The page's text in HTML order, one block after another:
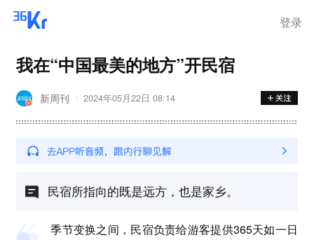
登录
我在“中国最美的地方”开民宿
新周刊 2024年05月22日 08:14
民宿所指向的既是远方，也是家乡。
季节变换之间，民宿负责给游客提供365天如一日